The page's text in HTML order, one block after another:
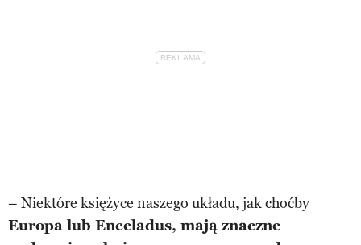
– Niektóre księżyce naszego układu, jak choćby
Europa lub Enceladus, mają znaczne